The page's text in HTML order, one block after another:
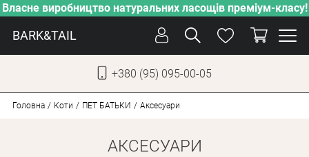
Власне виробництво натуральних ласощів преміум-класу!
BARK&TAIL
+380 (95) 095-00-05
ДОГЛЯД
Головна Коти ПЕT БАТЬКИ Аксесуари
АКСЕСУАРИ